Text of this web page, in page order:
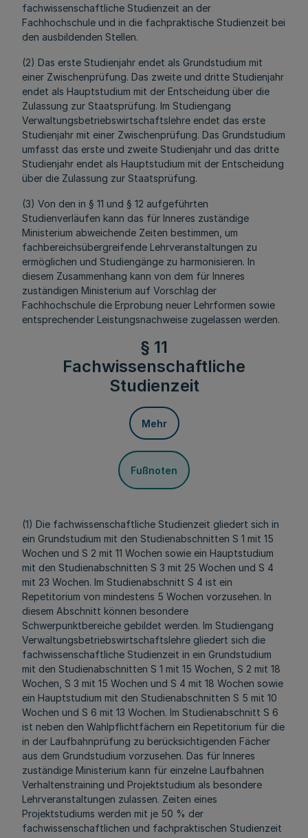
fachwissenschaftliche Studienzeit an der
Fachhochschule und in die fachpraktische Studienzeit bei
den ausbildenden Stellen.
(2) Das erste Studienjahr endet als Grundstudium mit
einer Zwischenprüfung. Das zweite und dritte Studienjahr
endet als Hauptstudium mit der Entscheidung über die
Zulassung zur Staatsprüfung. Im Studiengang
Verwaltungsbetriebswirtschaftslehre endet das erste
Studienjahr mit einer Zwischenprüfung. Das Grundstudium
umfasst das erste und zweite Studienjahr und das dritte
Studienjahr endet als Hauptstudium mit der Entscheidung
über die Zulassung zur Staatsprüfung.
(3) Von den in § 11 und § 12 aufgeführten
Studienverläufen kann das für Inneres zuständige
Ministerium abweichende Zeiten bestimmen, um
fachbereichsübergreifende Lehrveranstaltungen zu
ermöglichen und Studiengänge zu harmonisieren. In
diesem Zusammenhang kann von dem für Inneres
zuständigen Ministerium auf Vorschlag der
Fachhochschule die Erprobung neuer Lehrformen sowie
entsprechender Leistungsnachweise zugelassen werden.
§ 11
Fachwissenschaftliche
Studienzeit
Mehr
Fußnoten
(1) Die fachwissenschaftliche Studienzeit gliedert sich in
ein Grundstudium mit den Studienabschnitten S 1 mit 15
Wochen und S 2 mit 11 Wochen sowie ein Hauptstudium
mit den Studienabschnitten S 3 mit 25 Wochen und S 4
mit 23 Wochen. Im Studienabschnitt S 4 ist ein
Repetitorium von mindestens 5 Wochen vorzusehen. In
diesem Abschnitt können besondere
Schwerpunktbereiche gebildet werden. Im Studiengang
Verwaltungsbetriebswirtschaftslehre gliedert sich die
fachwissenschaftliche Studienzeit in ein Grundstudium
mit den Studienabschnitten S 1 mit 15 Wochen, S 2 mit 18
Wochen, S 3 mit 15 Wochen und S 4 mit 18 Wochen sowie
ein Hauptstudium mit den Studienabschnitten S 5 mit 10
Wochen und S 6 mit 13 Wochen. Im Studienabschnitt S 6
ist neben den Wahlpflichtfächern ein Repetitorium für die
in der Laufbahnprüfung zu berücksichtigenden Fächer
aus dem Grundstudium vorzusehen. Das für Inneres
zuständige Ministerium kann für einzelne Laufbahnen
Verhaltenstraining und Projektstudium als besondere
Lehrveranstaltungen zulassen. Zeiten eines
Projektstudiums werden mit je 50 % der
fachwissenschaftlichen und fachpraktischen Studienzeit